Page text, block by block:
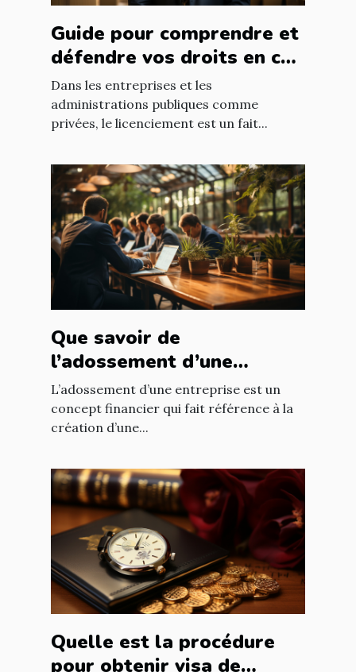
Guide pour comprendre et
défendre vos droits en cas
de licenciement abusif
Dans les entreprises et les
administrations publiques comme
privées, le licenciement est un fait...
Que savoir de
l’adossement d’une
entreprise ?
L’adossement d’une entreprise est un
concept financier qui fait référence à la
création d’une...
Quelle est la procédure
pour obtenir visa de